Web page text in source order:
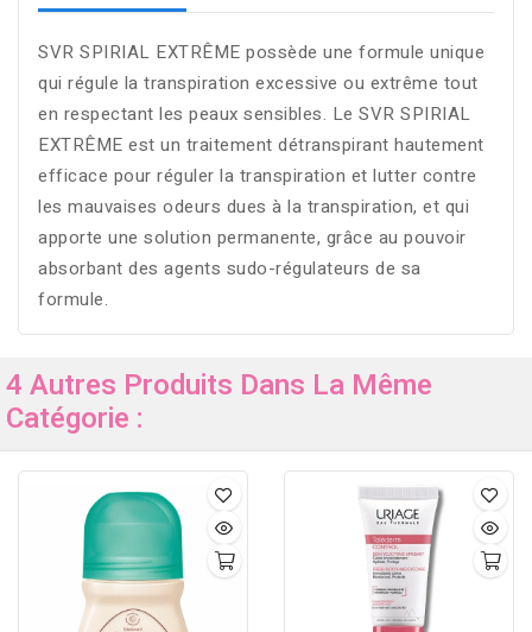
SVR SPIRIAL EXTRÊME possède une formule unique
qui régule la transpiration excessive ou extrême tout
en respectant les peaux sensibles. Le SVR SPIRIAL
EXTRÊME est un traitement détranspirant hautement
efficace pour réguler la transpiration et lutter contre
les mauvaises odeurs dues à la transpiration, et qui
apporte une solution permanente, grâce au pouvoir
absorbant des agents sudo-régulateurs de sa
formule.
4 Autres Produits Dans La Même
Catégorie :